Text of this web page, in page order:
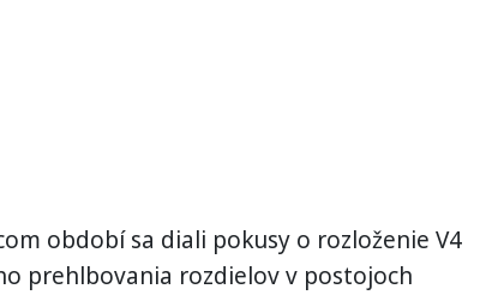
období sa diali pokusy o rozloženie V4
prehlbovania rozdielov v postojoch